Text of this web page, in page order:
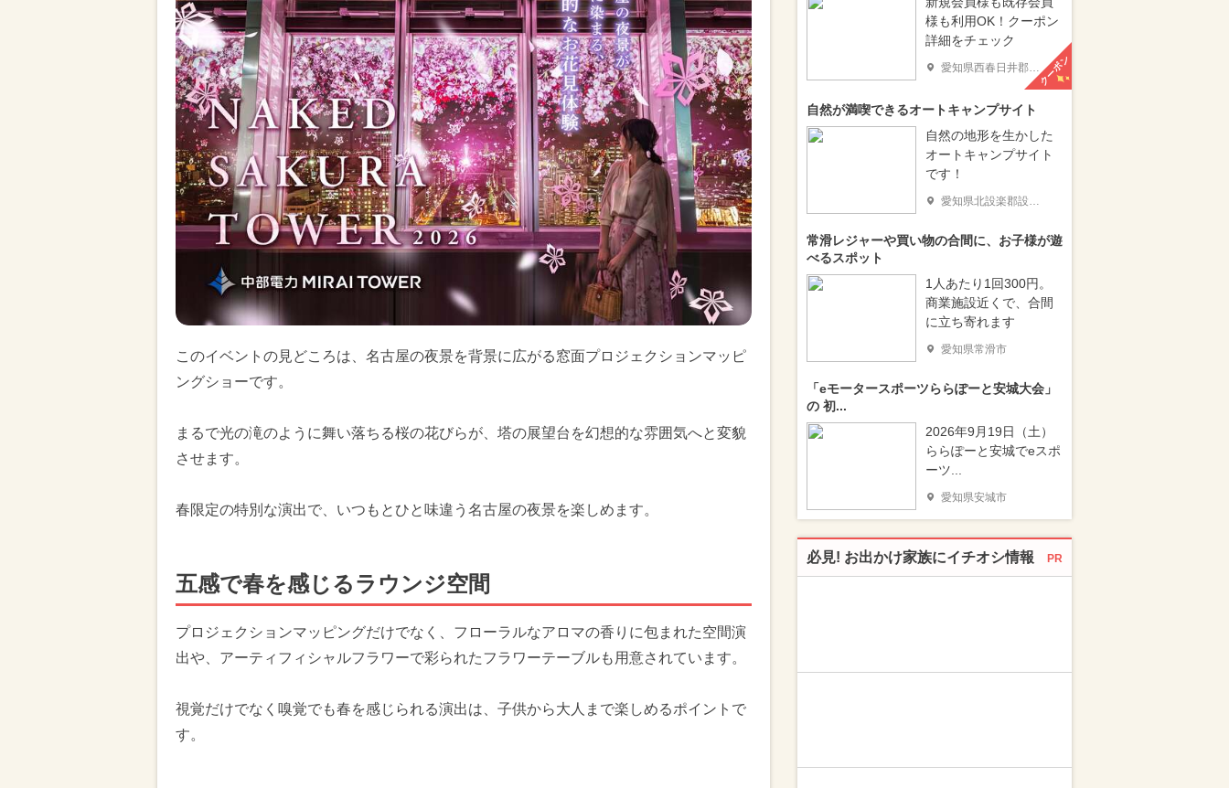
このイベントの見どころは、名古屋の夜景を背景に広がる窓面プロジェクションマッピ
ングショーです。
まるで光の滝のように舞い落ちる桜の花びらが、塔の展望台を幻想的な雰囲気へと変貌
させます。
春限定の特別な演出で、いつもとひと味違う名古屋の夜景を楽しめます。
五感で春を感じるラウンジ空間
プロジェクションマッピングだけでなく、フローラルなアロマの香りに包まれた空間演
出や、アーティフィシャルフラワーで彩られたフラワーテーブルも用意されています。
視覚だけでなく嗅覚でも春を感じられる演出は、子供から大人まで楽しめるポイントで
す。
様も利用OK！クーポン
詳細をチェック
愛知県西春日井郡豊山町 クーポン
自然が満喫できるオートキャンプサイト
自然の地形を生かした
オートキャンプサイト
です！
愛知県北設楽郡設楽町
常滑レジャーや買い物の合間に、お子様が遊
べるスポット
1人あたり1回300円。
商業施設近くで、合間
に立ち寄れます
愛知県常滑市
「eモータースポーツららぽーと安城大会」
の 初...
2026年9月19日（土）
ららぽーと安城でeスポ
ーツ...
愛知県安城市
必見! お出かけ家族にイチオシ情報 PR